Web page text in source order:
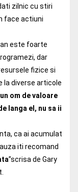
zilnic cu stiri
face actiuni
este foarte
dar
fizice si
la diverse articole
om de valoare
langa el, nu sa ii
ca ai acumulat
iti recomand
”scrisa de Gary